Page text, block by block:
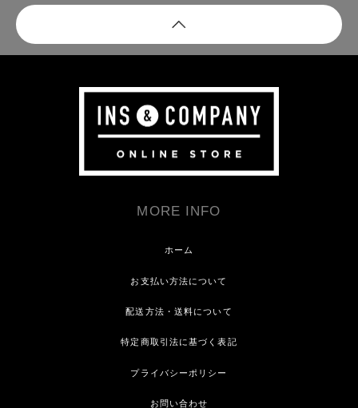
MORE INFO
ホーム
お支払い方法について
配送方法・送料について
特定商取引法に基づく表記
プライバシーポリシー
お問い合わせ